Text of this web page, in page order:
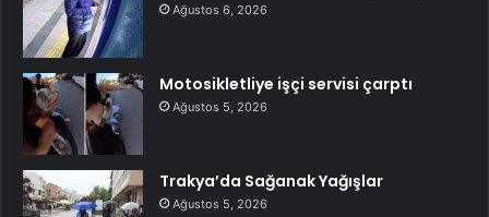
Ağustos 6, 2026
Motosikletliye işçi servisi çarptı
Ağustos 5, 2026
Trakya’da Sağanak Yağışlar
Ağustos 5, 2026